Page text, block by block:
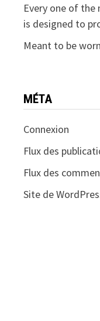
Every one of
is designed to
Meant to be
MÉTA
Connexion
Flux des
Flux des
Site de